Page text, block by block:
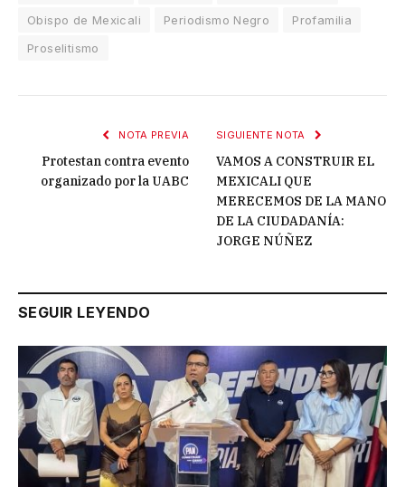
Obispo de Mexicali
Periodismo Negro
Profamilia
Proselitismo
NOTA PREVIA
Protestan contra evento
organizado por la UABC
SIGUIENTE NOTA
VAMOS A CONSTRUIR EL
MEXICALI QUE
MERECEMOS DE LA MANO
DE LA CIUDADANÍA:
JORGE NÚÑEZ
SEGUIR LEYENDO